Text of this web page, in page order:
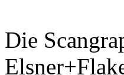
Die